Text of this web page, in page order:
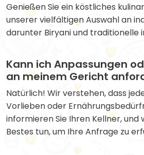
Genießen Sie ein köstliches
unserer vielfältigen Auswahl an
darunter Biryani und traditionelle
Kann ich Anpassungen
an meinem Gericht
Natürlich! Wir verstehen, dass
Vorlieben oder
informieren Sie Ihren Kellner, und
Bestes tun, um Ihre Anfrage zu